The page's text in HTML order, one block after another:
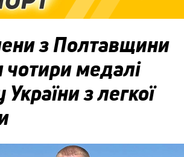
з Полтавщини
медалі
з легкої